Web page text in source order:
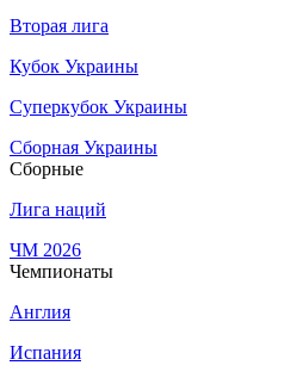
Вторая лига
Кубок Украины
Суперкубок Украины
Сборная Украины
Сборные
Лига наций
ЧМ 2026
Чемпионаты
Англия
Испания